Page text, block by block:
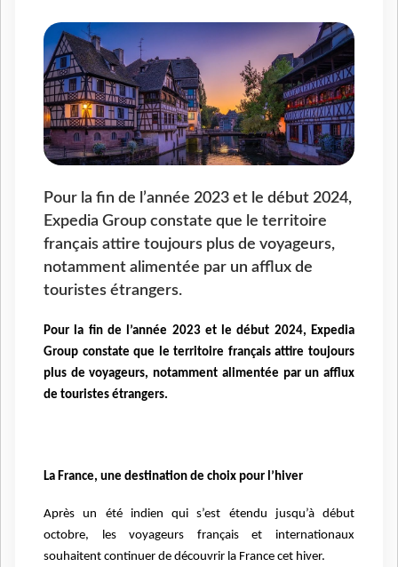
Pour la fin de l’année 2023 et le début 2024,
Expedia Group constate que le territoire
français attire toujours plus de voyageurs,
notamment alimentée par un afflux de
touristes étrangers.
Pour la fin de l’année 2023 et le début 2024, Expedia
Group constate que le territoire français attire toujours
plus de voyageurs, notamment alimentée par un afflux
de touristes étrangers.
La France, une destination de choix pour l’hiver
Après un été indien qui s’est étendu jusqu’à début
octobre, les voyageurs français et internationaux
souhaitent continuer de découvrir la France cet hiver.